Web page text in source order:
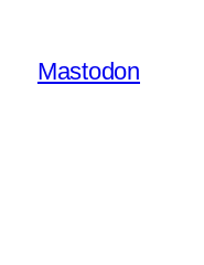
Mastodon